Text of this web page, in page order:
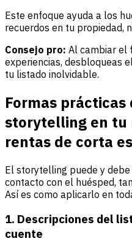
Este enfoque ayuda a los
recuerdos en tu propiedad,
Consejo pro: Al cambiar el
experiencias, desbloqueas
tu listado inolvidable.
Formas prácticas
storytelling en tu
rentas de corta
El storytelling puede y
contacto con el huésped,
Así es como aplicarlo en
1. Descripciones del
cuente